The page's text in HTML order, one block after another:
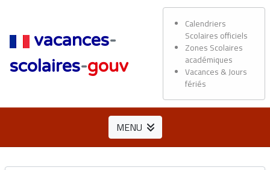
vacances-
scolaires-gouv
Calendriers
Scolaires officiels
Zones Scolaires
académiques
Vacances & Jours
fériés
MENU